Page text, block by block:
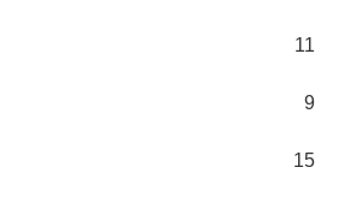
11
9
15